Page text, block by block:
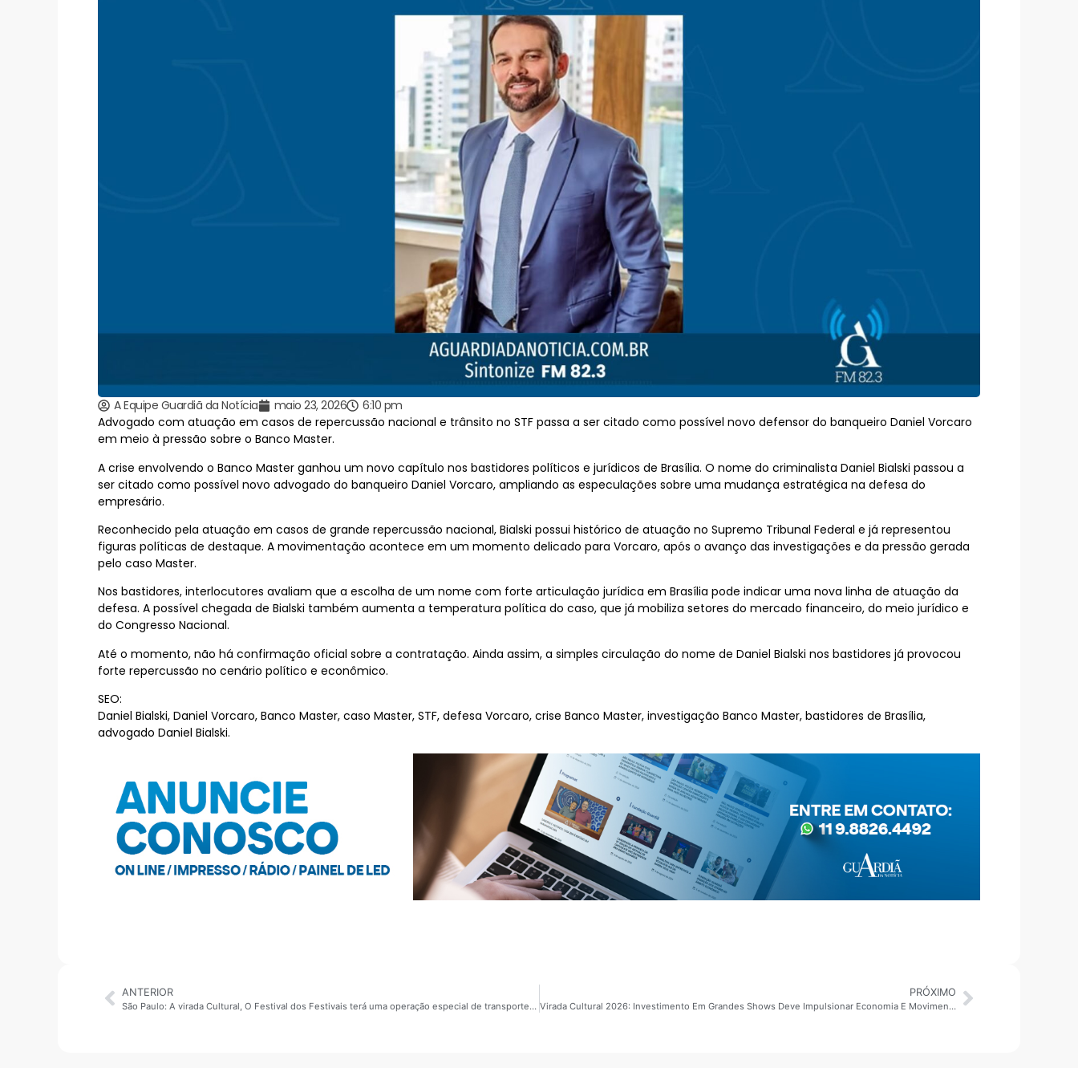
A Equipe Guardiã da Notícia maio 23, 2026
6:10 pm
Advogado com atuação em casos de repercussão nacional e trânsito no STF passa a ser citado como possível novo defensor do banqueiro Daniel Vorcaro
em meio à pressão sobre o Banco Master.
A crise envolvendo o Banco Master ganhou um novo capítulo nos bastidores políticos e jurídicos de Brasília. O nome do criminalista Daniel Bialski passou a
ser citado como possível novo advogado do banqueiro Daniel Vorcaro, ampliando as especulações sobre uma mudança estratégica na defesa do
empresário.
Reconhecido pela atuação em casos de grande repercussão nacional, Bialski possui histórico de atuação no Supremo Tribunal Federal e já representou
figuras políticas de destaque. A movimentação acontece em um momento delicado para Vorcaro, após o avanço das investigações e da pressão gerada
pelo caso Master.
Nos bastidores, interlocutores avaliam que a escolha de um nome com forte articulação jurídica em Brasília pode indicar uma nova linha de atuação da
defesa. A possível chegada de Bialski também aumenta a temperatura política do caso, que já mobiliza setores do mercado financeiro, do meio jurídico e
do Congresso Nacional.
Até o momento, não há confirmação oficial sobre a contratação. Ainda assim, a simples circulação do nome de Daniel Bialski nos bastidores já provocou
forte repercussão no cenário político e econômico.
SEO:
Daniel Bialski, Daniel Vorcaro, Banco Master, caso Master, STF, defesa Vorcaro, crise Banco Master, investigação Banco Master, bastidores de Brasília,
advogado Daniel Bialski.
ANTERIOR
São Paulo: A virada Cultural, O Festival dos Festivais terá uma operação especial de transporte público
PRÓXIMO
Virada Cultural 2026: Investimento Em Grandes Shows Deve Impulsionar Economia E Movimentar Milhões Na Capital